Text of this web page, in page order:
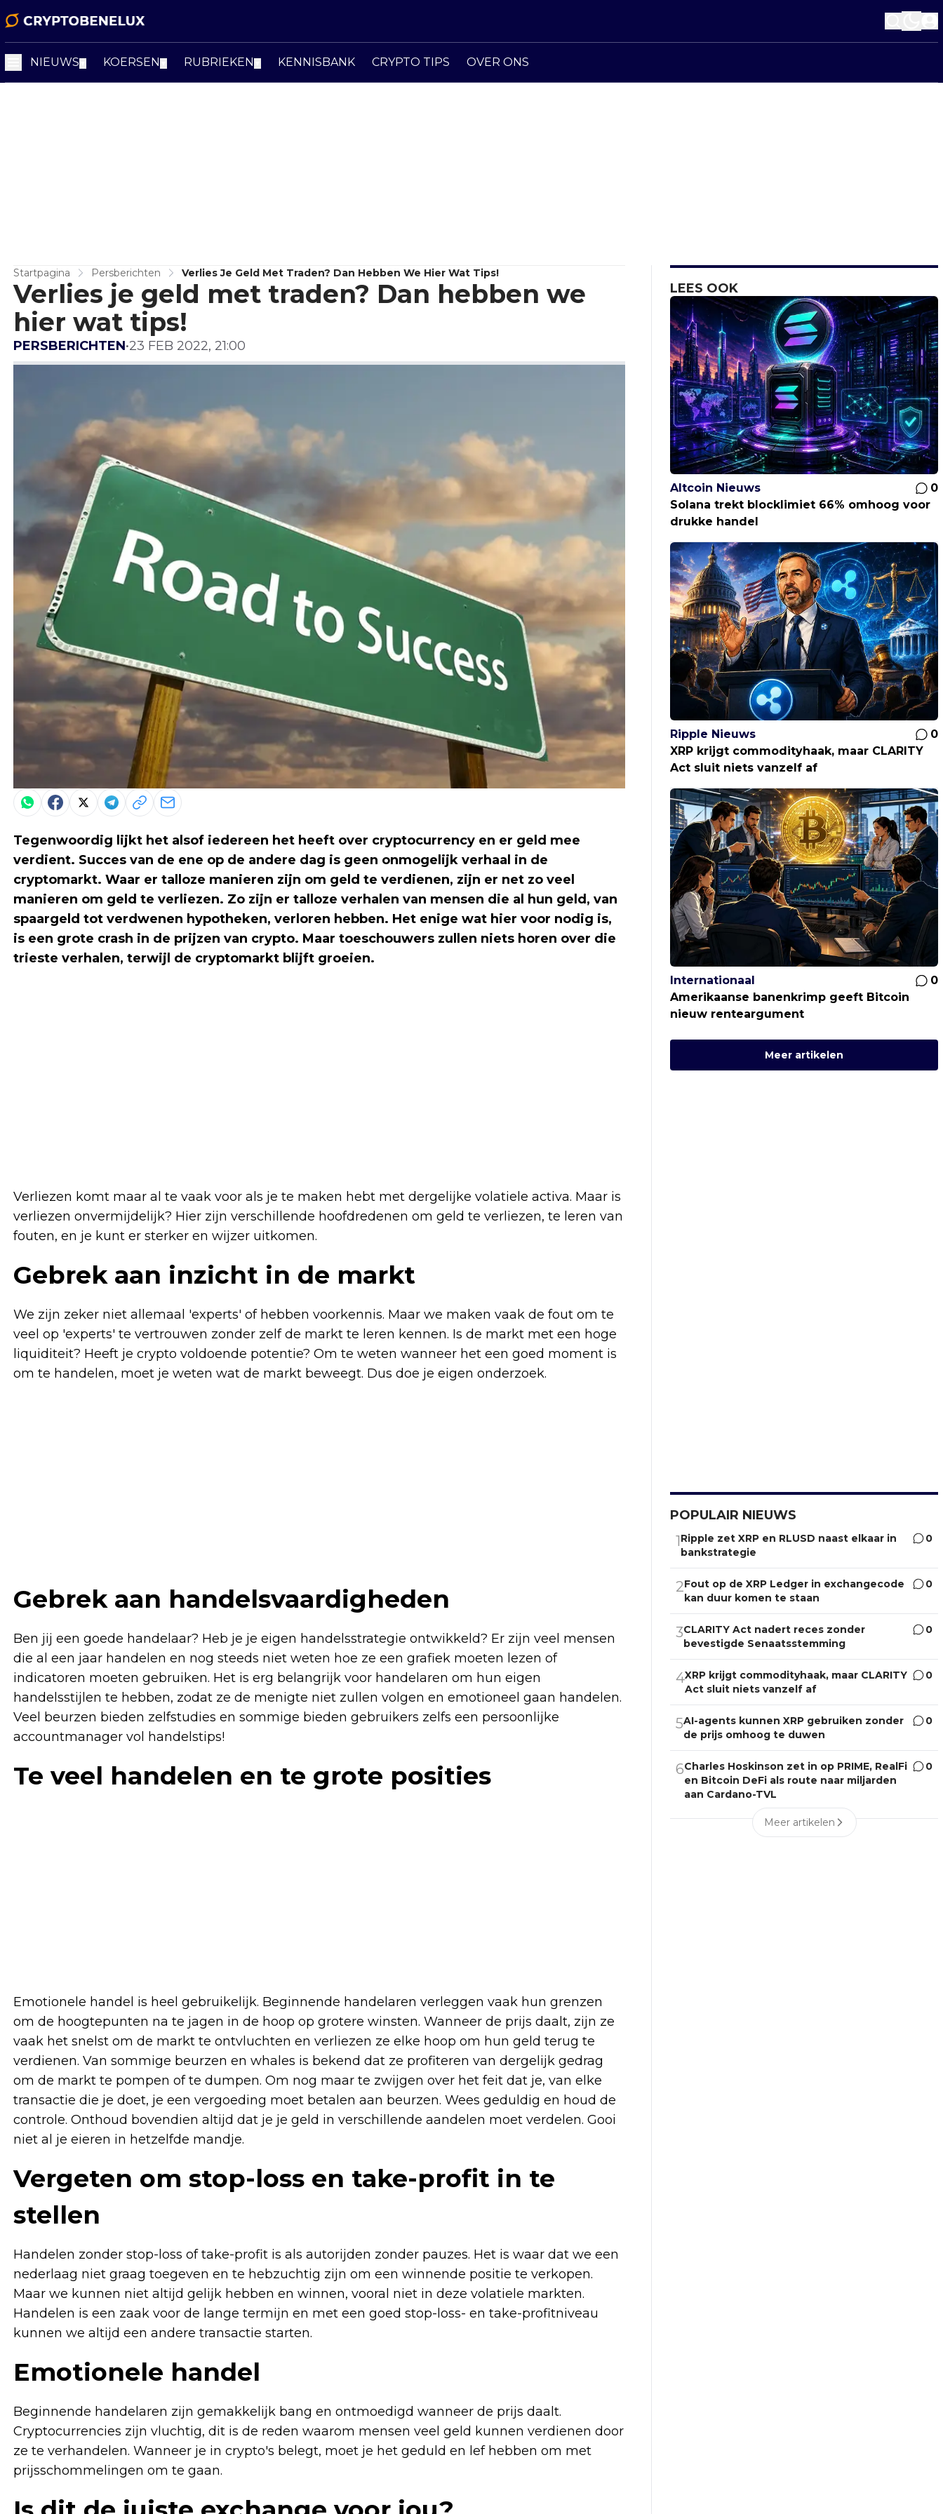
NIEUWS KOERSEN RUBRIEKEN KENNISBANK CRYPTO TIPS OVER ONS
Startpagina Persberichten Verlies Je Geld Met Traden? Dan Hebben We Hier Wat Tips!
Verlies je geld met traden? Dan hebben we
hier wat tips!
PERSBERICHTEN•23 FEB 2022, 21:00
Tegenwoordig lijkt het alsof iedereen het heeft over cryptocurrency en er geld mee
verdient. Succes van de ene op de andere dag is geen onmogelijk verhaal in de
cryptomarkt. Waar er talloze manieren zijn om geld te verdienen, zijn er net zo veel
manieren om geld te verliezen. Zo zijn er talloze verhalen van mensen die al hun geld, van
spaargeld tot verdwenen hypotheken, verloren hebben. Het enige wat hier voor nodig is,
is een grote crash in de prijzen van crypto. Maar toeschouwers zullen niets horen over die
trieste verhalen, terwijl de cryptomarkt blijft groeien.
Verliezen komt maar al te vaak voor als je te maken hebt met dergelijke volatiele activa. Maar is
verliezen onvermijdelijk? Hier zijn verschillende hoofdredenen om geld te verliezen, te leren van
fouten, en je kunt er sterker en wijzer uitkomen.
Gebrek aan inzicht in de markt
We zijn zeker niet allemaal 'experts' of hebben voorkennis. Maar we maken vaak de fout om te
veel op 'experts' te vertrouwen zonder zelf de markt te leren kennen. Is de markt met een hoge
liquiditeit? Heeft je crypto voldoende potentie? Om te weten wanneer het een goed moment is
om te handelen, moet je weten wat de markt beweegt. Dus doe je eigen onderzoek.
Gebrek aan handelsvaardigheden
Ben jij een goede handelaar? Heb je je eigen handelsstrategie ontwikkeld? Er zijn veel mensen
die al een jaar handelen en nog steeds niet weten hoe ze een grafiek moeten lezen of
indicatoren moeten gebruiken. Het is erg belangrijk voor handelaren om hun eigen
handelsstijlen te hebben, zodat ze de menigte niet zullen volgen en emotioneel gaan handelen.
Veel beurzen bieden zelfstudies en sommige bieden gebruikers zelfs een persoonlijke
accountmanager vol handelstips!
Te veel handelen en te grote posities
Emotionele handel is heel gebruikelijk. Beginnende handelaren verleggen vaak hun grenzen
om de hoogtepunten na te jagen in de hoop op grotere winsten. Wanneer de prijs daalt, zijn ze
vaak het snelst om de markt te ontvluchten en verliezen ze elke hoop om hun geld terug te
verdienen. Van sommige beurzen en whales is bekend dat ze profiteren van dergelijk gedrag
om de markt te pompen of te dumpen. Om nog maar te zwijgen over het feit dat je, van elke
transactie die je doet, je een vergoeding moet betalen aan beurzen. Wees geduldig en houd de
controle. Onthoud bovendien altijd dat je je geld in verschillende aandelen moet verdelen. Gooi
niet al je eieren in hetzelfde mandje.
Vergeten om stop-loss en take-profit in te
stellen
Handelen zonder stop-loss of take-profit is als autorijden zonder pauzes. Het is waar dat we een
nederlaag niet graag toegeven en te hebzuchtig zijn om een ​​winnende positie te verkopen.
Maar we kunnen niet altijd gelijk hebben en winnen, vooral niet in deze volatiele markten.
Handelen is een zaak voor de lange termijn en met een goed stop-loss- en take-profitniveau
kunnen we altijd een andere transactie starten.
Emotionele handel
Beginnende handelaren zijn gemakkelijk bang en ontmoedigd wanneer de prijs daalt.
Cryptocurrencies zijn vluchtig, dit is de reden waarom mensen veel geld kunnen verdienen door
ze te verhandelen. Wanneer je in crypto's belegt, moet je het geduld en lef hebben om met
prijsschommelingen om te gaan.
LEES OOK
Altcoin Nieuws
0
Solana trekt blocklimiet 66% omhoog voor
drukke handel
Ripple Nieuws
0
XRP krijgt commodityhaak, maar CLARITY
Act sluit niets vanzelf af
Internationaal
0
Amerikaanse banenkrimp geeft Bitcoin
nieuw renteargument
Meer artikelen
POPULAIR NIEUWS
1Ripple zet XRP en RLUSD naast elkaar in
bankstrategie
0
2Fout op de XRP Ledger in exchangecode
kan duur komen te staan
0
3CLARITY Act nadert reces zonder
bevestigde Senaatsstemming
0
4XRP krijgt commodityhaak, maar CLARITY
Act sluit niets vanzelf af
0
5AI-agents kunnen XRP gebruiken zonder
de prijs omhoog te duwen
0
6Charles Hoskinson zet in op PRIME, RealFi
en Bitcoin DeFi als route naar miljarden
aan Cardano-TVL
0
Meer artikelen